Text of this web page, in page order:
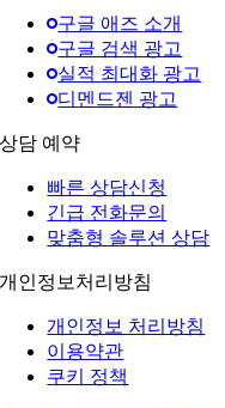
구글 애즈 소개
구글 검색 광고
실적 최대화 광고
디멘드젠 광고
상담 예약
빠른 상담신청
긴급 전화문의
맞춤형 솔루션 상담
개인정보처리방침
개인정보 처리방침
이용약관
쿠키 정책